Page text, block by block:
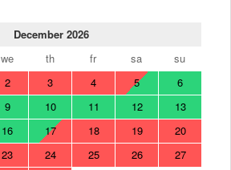
December 2026
we th fr sa
su
2 3 4 5
6
9 10 11 12
13
16 17 18 19
20
23 24 25 26
27